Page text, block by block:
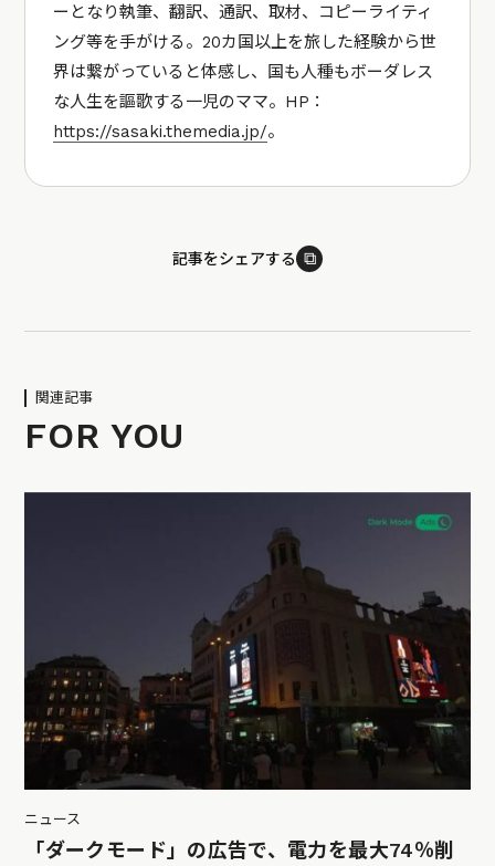
ーとなり執筆、翻訳、通訳、取材、コピーライティ
ング等を手がける。20カ国以上を旅した経験から世
界は繋がっていると体感し、国も人種もボーダレス
な人生を謳歌する一児のママ。HP：
https://sasaki.themedia.jp/。
記事をシェアする ⧉
関連記事
FOR YOU
ニュース
「ダークモード」の広告で、電力を最大74％削